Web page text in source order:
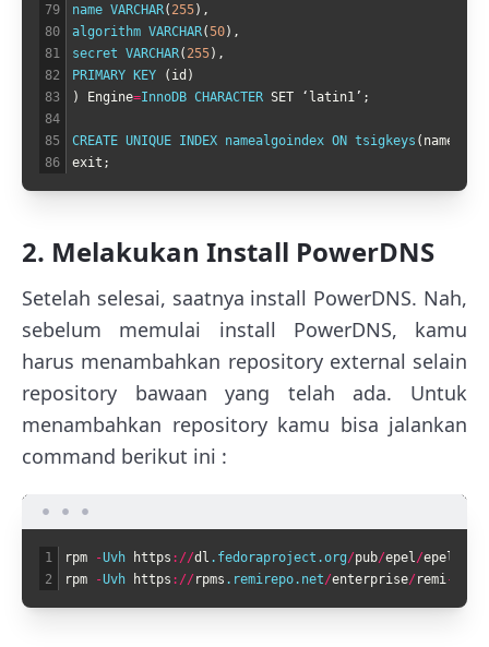
79
80
81
82
83
84
85
86
name VARCHAR( 255) ,
algorithm VARCHAR(50) ,
secret VARCHAR( 255) ,
PRIMARY KEY ( id )
)
Engine=InnoDB CHARACTER SET ‘ latin1 ’ ;
CREATE UNIQUE INDEX namealgoindex ON tsigkeys ( name
exit ;
2. Melakukan Install PowerDNS
Setelah selesai, saatnya install PowerDNS. Nah,
sebelum memulai install PowerDNS, kamu
harus menambahkan repository external selain
repository bawaan yang telah ada. Untuk
menambahkan repository kamu bisa jalankan
command berikut ini :
1
2
rpm -Uvh https : //dl .fedoraproject .org/pub/epel /epel
rpm
-Uvh https : // rpms .remirepo.net/enterprise/ remi -